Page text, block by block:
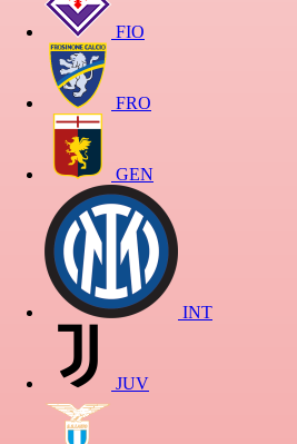
FIO
FRO
GEN
INT
JUV